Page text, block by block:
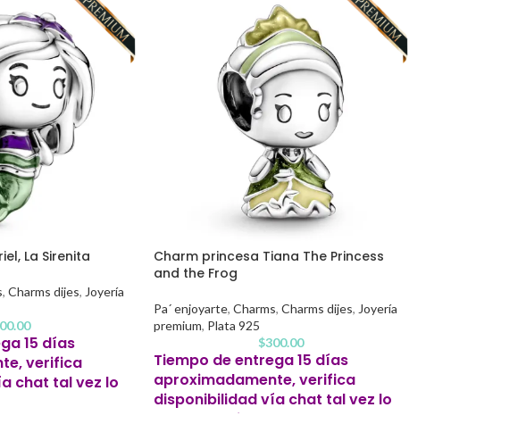
La Sirenita
, Charms dijes, Joyería
15 días
verifica
chat tal vez lo
Charm princesa Tiana The Princess
and the Frog
Pa´ enjoyarte, Charms, Charms dijes, Joyería
premium, Plata 925
$300.00
Tiempo de entrega 15 días
aproximadamente, verifica
disponibilidad vía chat tal vez lo
tengamos listo antes.